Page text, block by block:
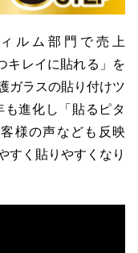
ルム部門で売上
キレイに貼れる」を
ガラスの貼り付けツ
進化し「貼るピタ
様の声なども反映
すく貼りやすくなり